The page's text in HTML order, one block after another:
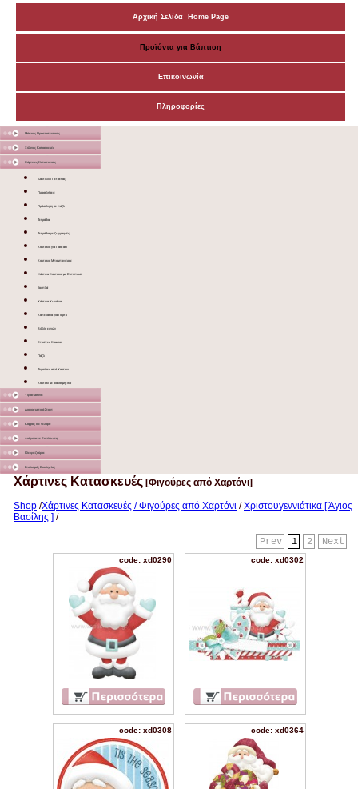
Αρχική Σελίδα Home Page
Προϊόντα για Βάπτιση
Επικοινωνία
Πληροφορίες
Μάσκες Προστατευτικές
Ξύλινες Κατασκευές
Χάρτινες Κατασκευές
Δακτυλίδι Πετσέτας
Προσκλήσεις
Πρόσκληση σε πάζλ
Τετράδια
Τετράδια με ζωγραφιές
Κουτάκια για Παστάκι
Κουτάκια Μπομπονιέρας
Χάρτινα Κουτάκια με Εκτύπωση
Σουπλά
Χάρτινα Χωνάκια
Καπελάκια για Πάρτυ
Βιβλίο ευχών
Ετικέτες Κρασιού
Πάζλ
Φιγούρες από Χαρτόνι
Κουτάκι με διακοσμητικό
Υφασμάτινα
Διακοσμητικά Σταντ
Καμβάς σε τελάρο
Διάφορα με Εκτύπωση
Γλειφιτζούρια
Στολισμός Εκκλησίας
Χάρτινες Κατασκευές [Φιγούρες από Χαρτόνι]
Shop /Χάρτινες Κατασκευές / Φιγούρες από Χαρτόνι /Χριστουγεννιάτικα [ Άγιος
Βασίλης ] /
Next
2
1
Prev
code: xd0290 code: xd0302
code: xd0308 code: xd0364